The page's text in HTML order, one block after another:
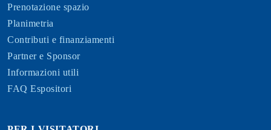
Prenotazione spazio
Planimetria
Contributi e finanziamenti
Partner e Sponsor
Informazioni utili
FAQ Espositori